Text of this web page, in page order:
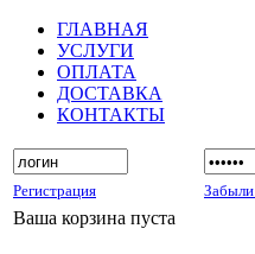
ГЛАВНАЯ
УСЛУГИ
ОПЛАТА
ДОСТАВКА
КОНТАКТЫ
Регистрация Забыли
Ваша корзина пуста